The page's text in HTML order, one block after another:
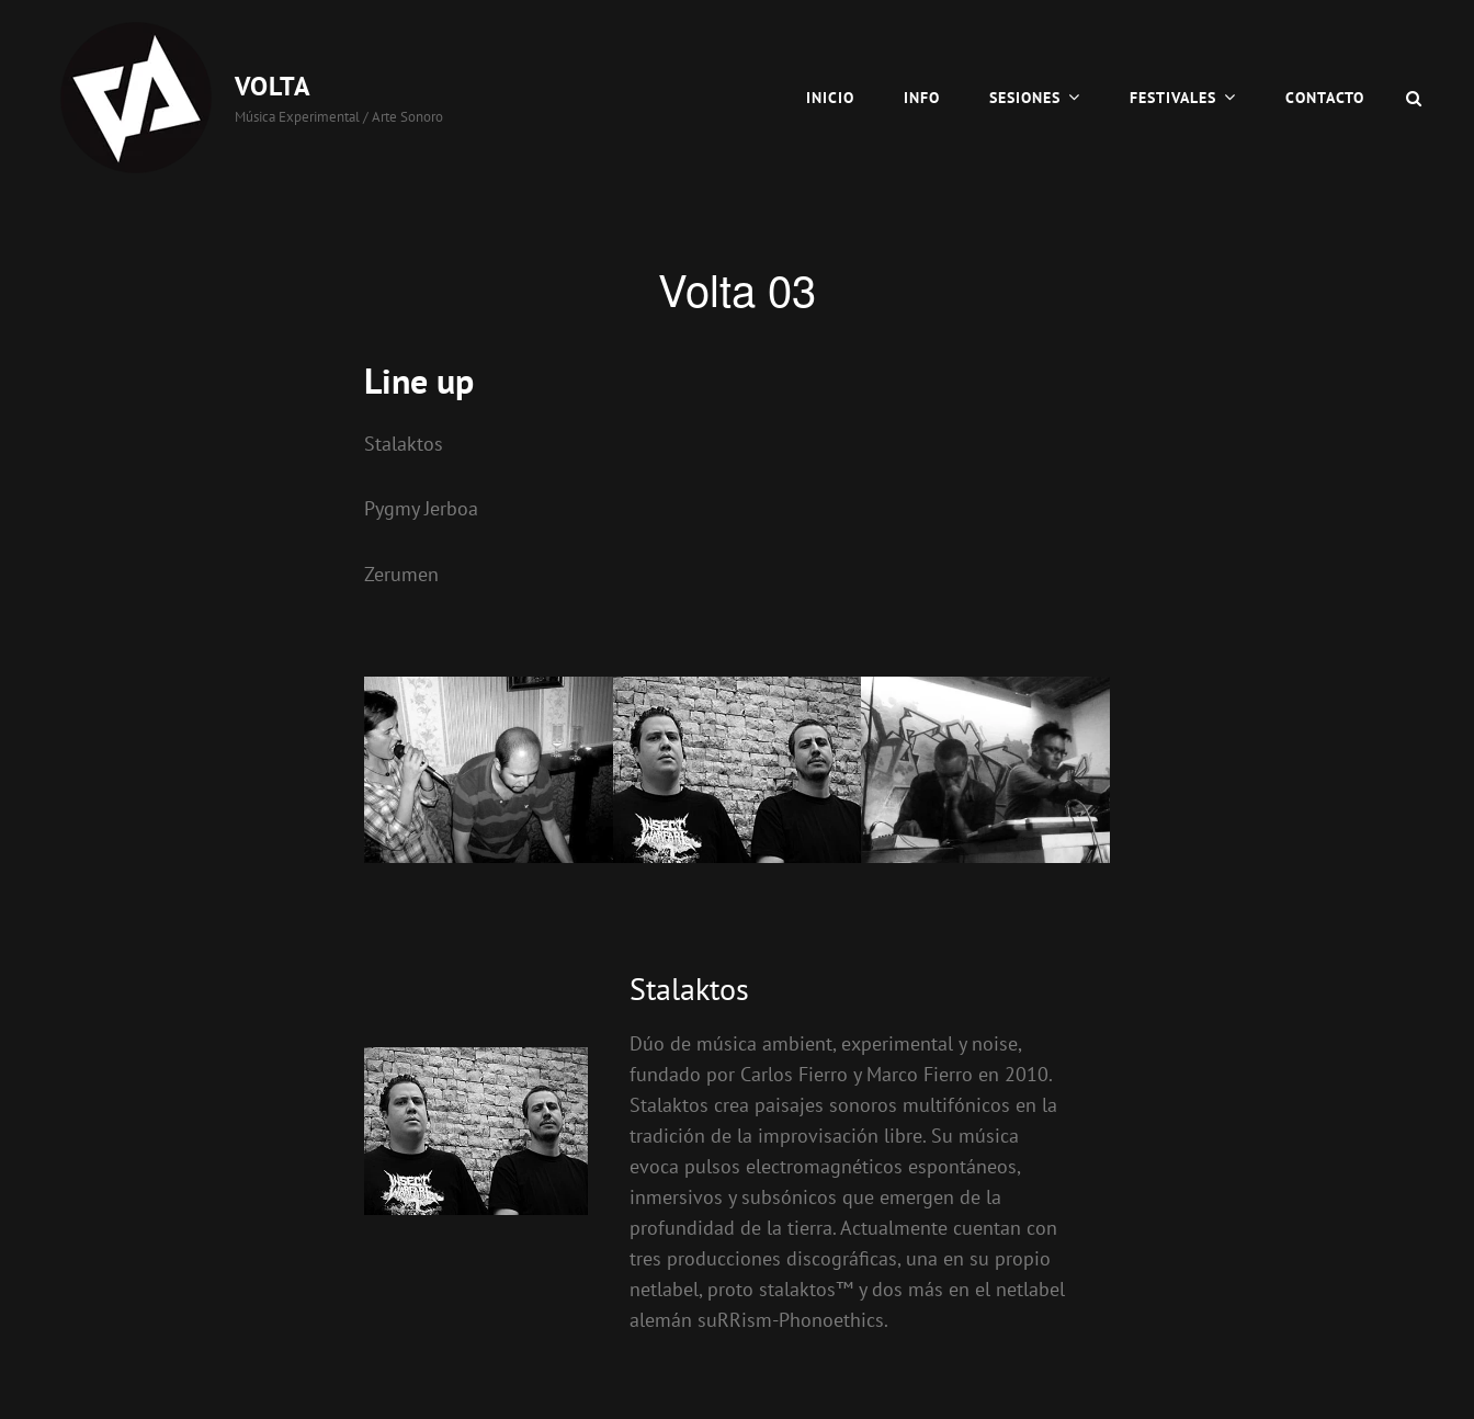
VOLTA
Música Experimental / Arte Sonoro
INICIO INFO SESIONES FESTIVALES CONTACTO
Volta 03
Line up
Stalaktos
Pygmy Jerboa
Zerumen
Stalaktos
Dúo de música ambient, experimental y noise,
fundado por Carlos Fierro y Marco Fierro en 2010.
Stalaktos crea paisajes sonoros multifónicos en la
tradición de la improvisación libre. Su música
evoca pulsos electromagnéticos espontáneos,
inmersivos y subsónicos que emergen de la
profundidad de la tierra. Actualmente cuentan con
tres producciones discográficas, una en su propio
netlabel, proto stalaktos™ y dos más en el netlabel
alemán suRRism-Phonoethics.